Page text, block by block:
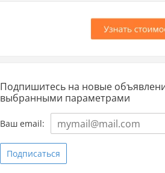
Подпишитесь на новые
выбранными параметрами
Ваш email:
Подписаться